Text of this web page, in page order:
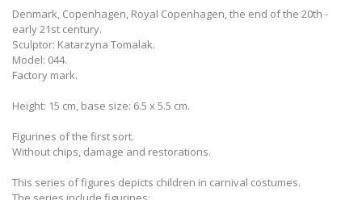
Denmark, Copenhagen, Royal Copenhagen, the end of the 20th -
early 21st century.
Sculptor: Katarzyna Tomalak.
Model: 044.
Factory mark.
Height: 15 cm, base size: 6.5 x 5.5 cm.
Figurines of the first sort.
Without chips, damage and restorations.
This series of figures depicts children in carnival costumes.